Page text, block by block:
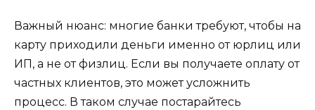
Важный нюанс: многие банки требуют, чтобы на
карту приходили деньги именно от юрлиц или
ИП, а не от физлиц. Если вы получаете оплату от
частных клиентов, это может усложнить
процесс. В таком случае постарайтесь